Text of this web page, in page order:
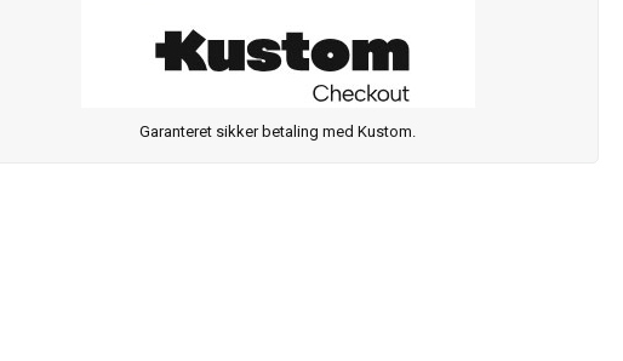
Garanteret sikker betaling med Kustom.